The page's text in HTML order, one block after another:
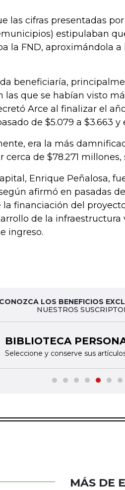
las cifras presentadas
estipulaban
la FND, aproximándola a
beneficiaría,
las que se habían visto
Arce al finalizar el
de $5.079 a $3.663 y
era la más
cerca de $78.271
Enrique Peñalosa,
afirmó en pasadas
la financiación del
de la infraestructura
ingreso.
CONOZCA LOS BENEFICIOS
NUESTROS
BIBLIOTECA
Seleccione y conserve sus
MÁS DE